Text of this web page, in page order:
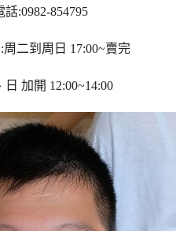
話:0982-854795
二到周日 17:00~賣完
日 加開 12:00~14:00